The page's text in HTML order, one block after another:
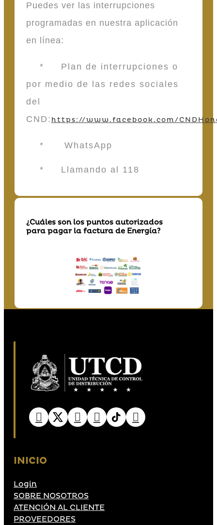
Puedes ver las interrupciones
programadas en nuestra aplicación
en línea:
* Plan de interrupciones o
por medio de las redes sociales
del
CND: https://www.facebook.com/
* WhatsApp
* Llamando al 118
¿Cuáles son los puntos autorizados
para pagar la factura de Energía?
INICIO
Login
SOBRE NOSOTROS
ATENCIÓN AL CLIENTE
PROVEEDORES